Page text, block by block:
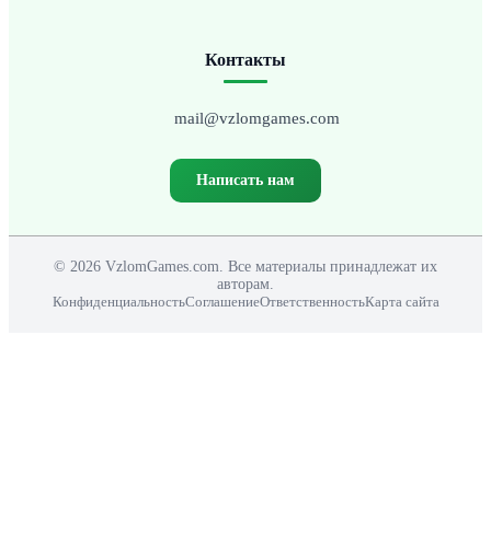
Контакты
mail@vzlomgames.com
Написать нам
© 2026 VzlomGames.com. Все материалы принадлежат их
авторам.
КонфиденциальностьСоглашениеОтветственностьКарта сайта